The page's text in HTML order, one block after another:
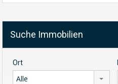
Suche Immobilien
Ort
Alle